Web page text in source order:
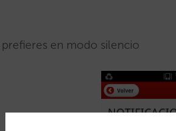
en modo silencio